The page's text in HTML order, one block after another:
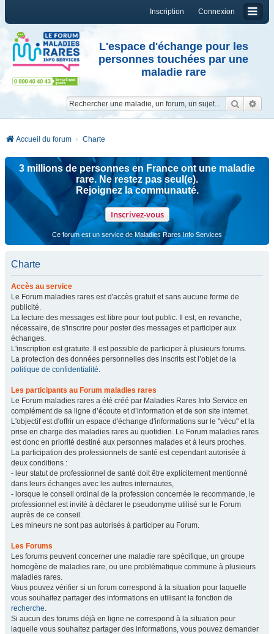
Connexion
Inscription
L'espace d'échange pour les
personnes touchées par une
maladie rare
Accueil du forum Charte
3 millions de personnes en France ont une maladie
rare. Ne restez pas seul(e).
Rejoignez la communauté.
Inscrivez-vous
Ce forum est un service de Maladies Rares Info Services
Charte
Accès au service
Le Forum maladies rares est d'accès gratuit et sans aucune forme de
publicité.
La lecture des messages est libre pour tout public. Il est, en revanche,
nécessaire, de s'inscrire pour poster des messages et participer aux
échanges.
L'inscription est gratuite. Il est possible de participer à plusieurs forums.
La protection des données personnelles des inscrits est l’objet de la
politique de confidentialité.
Les participants au Forum maladies rares
Le Forum maladies rares a été créé par Maladies Rares Info Service en
complément de sa ligne d’écoute et d’information et de son site internet.
L'objectif est d'offrir un espace d'échange d'informations sur le "vécu" et la
prise en charge des maladies rares au quotidien. Le Forum maladies rares
est donc en priorité destiné aux personnes malades et à leurs proches.
La participation des professionnels de santé est cependant autorisée à
deux conditions :
- leur statut de professionnel de santé doit être explicitement mentionné
dans leurs échanges avec les autres internautes,
- lorsque le conseil ordinal de la profession concernée le recommande, le
professionnel est invité à déclarer le pseudonyme utilisé sur le Forum
auprès de ce conseil.
Les mineurs ne sont pas autorisés à participer au Forum.
Les Forums
Les forums peuvent concerner une maladie rare spécifique, un groupe
homogène de maladies rare, ou une problématique commune à plusieurs
maladies rares.
Vous pouvez vérifier si un forum correspond à la situation pour laquelle
vous souhaitez partager des informations en utilisant la fonction de
recherche.
Si aucun des forums déjà en ligne ne correspond à la situation pour
laquelle vous souhaitez partager des informations, vous pouvez demander